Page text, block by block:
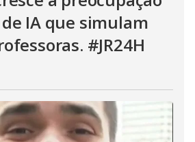
IA que simulam
#JR24H